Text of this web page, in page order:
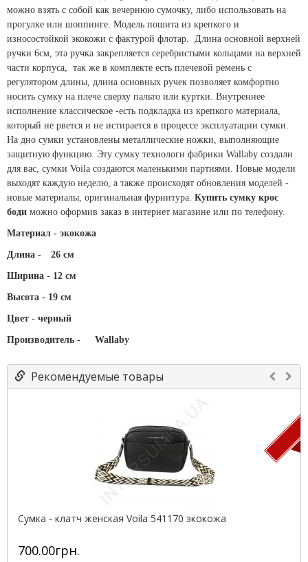
можно взять с собой как вечернюю сумочку, либо использовать на
прогулке или шоппинге. Модель пошита из крепкого и
износостойкой экокожи с фактурой флотар. Длина основной верхней
ручки 6см, эта ручка закрепляется серебристыми кольцами на верхней
части корпуса, так же в комплекте есть плечевой ремень с
регулятором длины, длина основных ручек позволяет комфортно
носить сумку на плече сверху пальто или куртки. Внутреннее
исполнение классическое -есть подкладка из крепкого материала,
который не рвется и не истирается в процессе эксплуатации сумки.
На дно сумки установлены металлические ножки, выполняющие
защитную функцию. Эту сумку технологи фабрики Wallaby создали
для вас, сумки Voila создаются маленькими партиями. Новые модели
выходят каждую неделю, а также происходят обновления моделей -
новые материалы, оригинальная фурнитура. Купить сумку крос
боди можно оформив заказ в интернет магазине или по телефону.
Материал - экокожа
Длина - 26 см
Ширина - 12 см
Высота - 19 см
Цвет - черный
Производитель - Wallaby
Рекомендуемые товары
Сумка - клатч женская Voila 541170 экокожа
700.00грн.